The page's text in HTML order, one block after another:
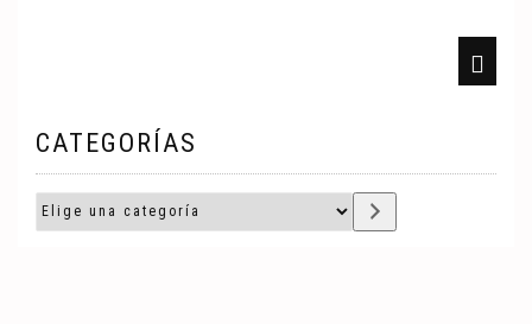
CATEGORÍAS